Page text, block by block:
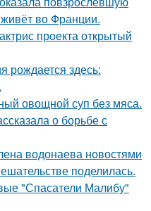
во Франции.
проекта открытый
рождается здесь:
овощной суп без мяса.
о борьбе с
водонаева новостями
поделилась.
"Спасатели Малибу"